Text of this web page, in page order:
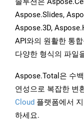
Aspose.Slides,
Aspose.3D,
API와의 원활한 통
다양한 형식의 파일
Aspose.Total은 수
연성으로 복잡한 변
Cloud 플랫폼에서
하세요.